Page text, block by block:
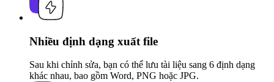
Nhiều định dạng xuất file
Sau khi chỉnh sửa, bạn có thể lưu tài liệu sang 6 định dạng
khác nhau, bao gồm Word, PNG hoặc JPG.